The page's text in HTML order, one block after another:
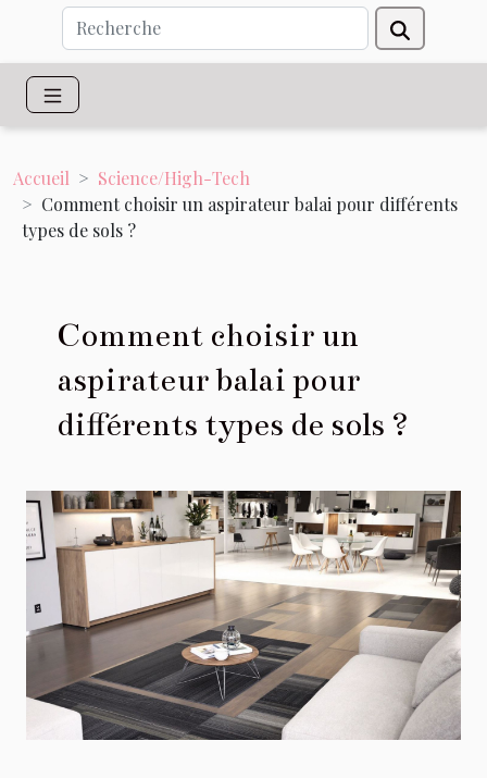
Accueil
Science/High-Tech
Comment choisir un aspirateur balai pour différents
types de sols ?
Comment choisir un
aspirateur balai pour
différents types de sols ?